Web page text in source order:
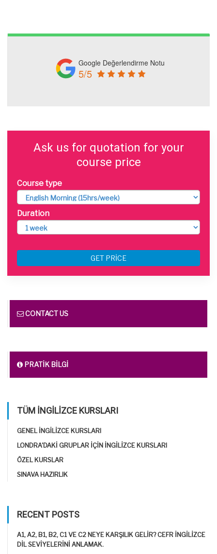
Google Değerlendirme Notu
5/5
Ask us for quotation for your
course price
Course type
Duration
GET PRICE
CONTACT US
PRATIK BILGI
TÜM İNGILIZCE KURSLARI
GENEL İNGILIZCE KURSLARI
LONDRA'DAKI GRUPLAR IÇIN İNGILIZCE KURSLARI
ÖZEL KURSLAR
SINAVA HAZIRLIK
RECENT POSTS
A1, A2, B1, B2, C1 VE C2 NEYE KARŞILIK GELIR? CEFR İNGILIZCE
DIL SEVIYELERINI ANLAMAK.